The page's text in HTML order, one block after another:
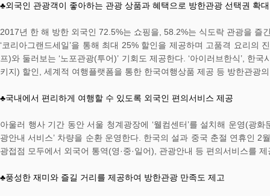
♣외국인 관광객이 좋아하는 관광 상품과 혜택으로 방한관광 선택권 확대
2017년 한 해 방한 외국인 72.5%는 쇼핑을, 58.2%는 식도락 관광을 즐
‘코리아그랜드세일’을 통해 최대 25% 할인을 제공하며 고품격 요리의
프)와 둘러보는 ‘노포관광(투어)’ 기회도 제공한다. ‘아이러브한식’, 한
키지) 할인, 세계적 여행플랫폼을 통한 한국여행상품 제공 등 방한관광
♣국내에서 편리하게 여행할 수 있도록 외국인 편의서비스 제공
아울러 행사 기간 동안 서울 청계광장에 ‘웰컴센터’를 설치해 운영(광
광안내 서비스’ 차량을 순환 운영한다. 한국의 설과 중국 춘절 연휴인
광접점 모두에서 외국어 통역(영·중·일어), 관광안내 등 편의서비스를
♣풍성한 재미와 즐길 거리를 제공하여 방한관광 만족도 제고